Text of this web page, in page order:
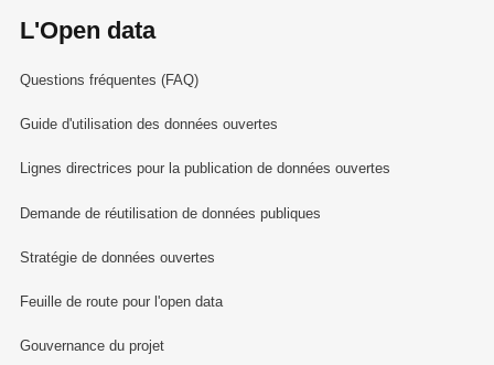
L'Open data
Questions fréquentes (FAQ)
Guide d'utilisation des données ouvertes
Lignes directrices pour la publication de données ouvertes
Demande de réutilisation de données publiques
Stratégie de données ouvertes
Feuille de route pour l'open data
Gouvernance du projet